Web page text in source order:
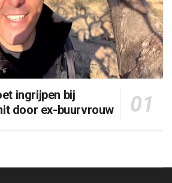
ingrijpen bij
door ex-buurvrouw